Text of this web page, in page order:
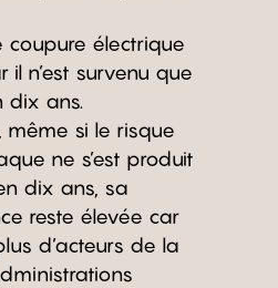
coupure électrique
il n’est survenu que
dix ans.
même si le risque
ne s’est produit
dix ans, sa
reste élevée car
d’acteurs de la